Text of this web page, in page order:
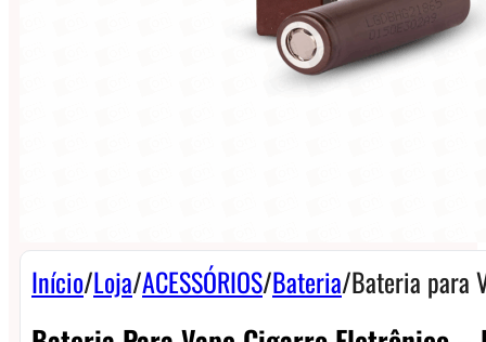
Início/Loja/ACESSÓRIOS/Bateria/Bateria para